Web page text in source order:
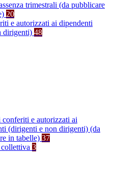
trimestrali (da pubblicare
20
e autorizzati ai dipendenti
dirigenti) 48
e autorizzati ai
(dirigenti e non dirigenti) (da
in tabelle) 37
3